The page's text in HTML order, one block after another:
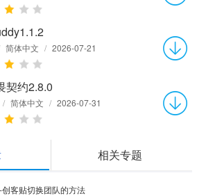
简体中文 / 2026-07-21
契约2.8.0
/ 简体中文 / 2026-07-31
相关专题
客贴切换团队的方法